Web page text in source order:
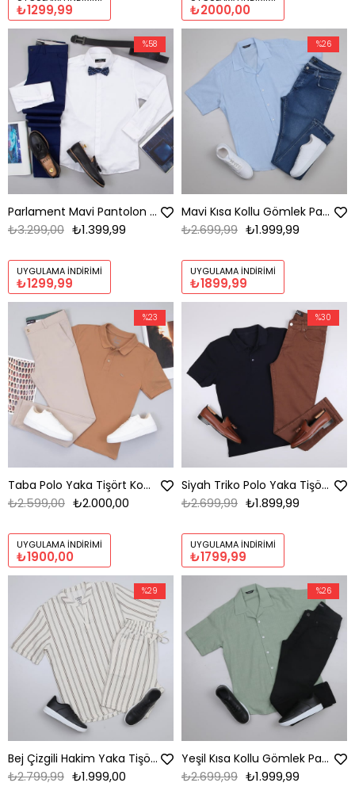
₺1299,99 ₺2000,00
Parlament Mavi Pantolon Gömlek Papyon Ayakkabı Kombin
₺1.399,99
₺3.299,00
UYGULAMA İNDIRIMI
₺1299,99
%58
Mavi Kısa Kollu Gömlek Pantolon Kombini Erkek | Slim Fit Şık Günlük Set
₺1.999,99
₺2.699,99
UYGULAMA İNDIRIMI
₺1899,99
%26
Taba Polo Yaka Tişört Kombini Erkek | Slim Fit Şık Komple Set
₺2.000,00
₺2.599,00
UYGULAMA İNDIRIMI
₺1900,00
%23
Siyah Triko Polo Yaka Tişört Kombini Erkek | Slim Fit Şık Komple Set
₺1.899,99
₺2.699,99
UYGULAMA İNDIRIMI
₺1799,99
%30
Bej Çizgili Hakim Yaka Tişört Şort Ayakkabı Kombini
₺1.999,00
₺2.799,99
%29
Yeşil Kısa Kollu Gömlek Pantolon Kombini Erkek | Slim Fit Şık Günlük Set
₺1.999,99
₺2.699,99
%26